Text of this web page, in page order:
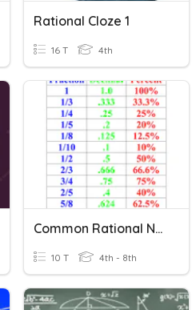
Rational Cloze 1
16 T 4th
Common Rational Numbers
10 T 4th - 8th